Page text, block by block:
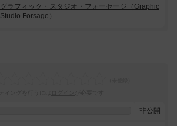
グラフィック・スタジオ・フォーセージ（Graphic
Studio Forsage）
非公開